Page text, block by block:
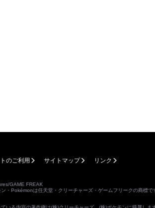
のご利用 サイトマップ リンク
GAME FREAK
・Pokémonは任天堂・クリーチャーズ・ゲームフリークの商標で